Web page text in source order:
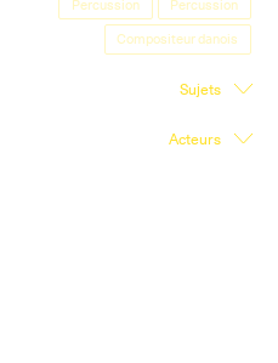
Percussion
Percussion
Compositeur danois
Sujets
Acteurs